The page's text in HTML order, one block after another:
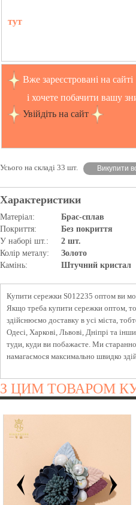
тут
Вже зареєстровані на сайті
і хочете побачити вашу
Увійдіть на сайт
Усього на складі 33 шт. Викупити
Характеристики
Матеріал:
Брас-сплав
Покриття:
Без покриття
У наборі шт.:
2 шт.
Колір металу:
Золото
Камінь:
Штучний кристал
Купити сережки S012235 оптом ви
Якщо треба купити сережки оптом,
здійснюємо доставку в усі міста,
Одесі, Харкові, Львові, Дніпрі та
туди, куди ви побажаєте. Ми
намагаємося максимально швидко
З ЦИМ ТОВАРОМ